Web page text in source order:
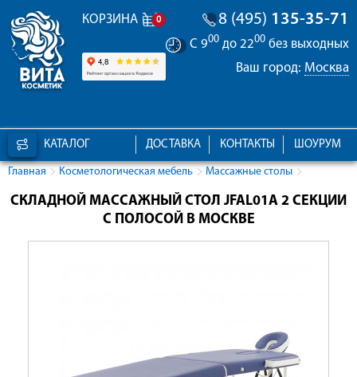
КОРЗИНА 0 8 (495) 135-35-71
С 900 до 2200 без выходных
Ваш город: Москва
КАТАЛОГ ШОУРУМ
КОНТАКТЫ
ДОСТАВКА
Главная Косметологическая мебель Массажные столы
СКЛАДНОЙ МАССАЖНЫЙ СТОЛ JFAL01A 2 СЕКЦИИ
С ПОЛОСОЙ В МОСКВЕ